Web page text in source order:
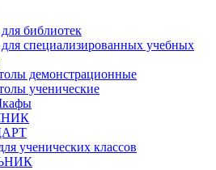
библиотек
специализированных учебных
демонстрационные
ученические
ученических классов